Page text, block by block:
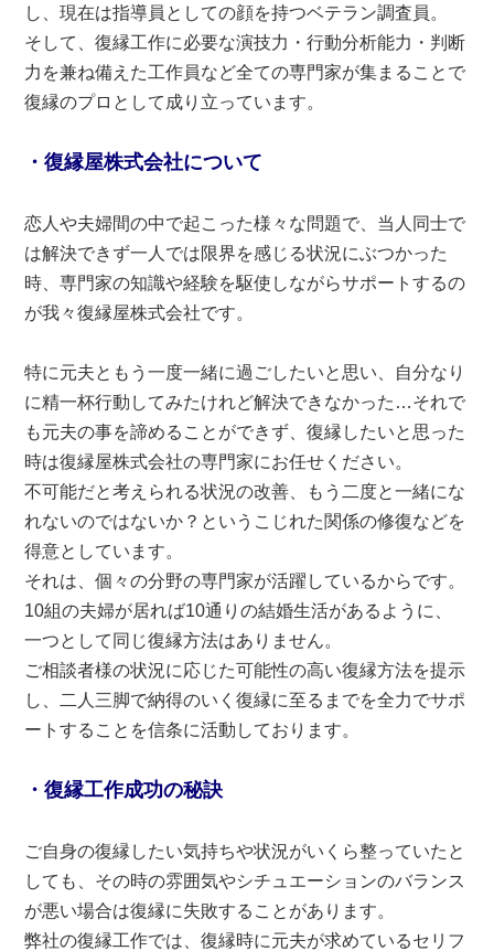
し、現在は指導員としての顔を持つベテラン調査員。
そして、復縁工作に必要な演技力・行動分析能力・判断
力を兼ね備えた工作員など全ての専門家が集まることで
復縁のプロとして成り立っています。
・復縁屋株式会社について
恋人や夫婦間の中で起こった様々な問題で、当人同士で
は解決できず一人では限界を感じる状況にぶつかった
時、専門家の知識や経験を駆使しながらサポートするの
が我々復縁屋株式会社です。
特に元夫ともう一度一緒に過ごしたいと思い、自分なり
に精一杯行動してみたけれど解決できなかった…それで
も元夫の事を諦めることができず、復縁したいと思った
時は復縁屋株式会社の専門家にお任せください。
不可能だと考えられる状況の改善、もう二度と一緒にな
れないのではないか？というこじれた関係の修復などを
得意としています。
それは、個々の分野の専門家が活躍しているからです。
10組の夫婦が居れば10通りの結婚生活があるように、
一つとして同じ復縁方法はありません。
ご相談者様の状況に応じた可能性の高い復縁方法を提示
し、二人三脚で納得のいく復縁に至るまでを全力でサポ
ートすることを信条に活動しております。
・復縁工作成功の秘訣
ご自身の復縁したい気持ちや状況がいくら整っていたと
しても、その時の雰囲気やシチュエーションのバランス
が悪い場合は復縁に失敗することがあります。
弊社の復縁工作では、復縁時に元夫が求めているセリフ